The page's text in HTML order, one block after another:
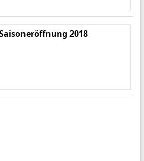
2018